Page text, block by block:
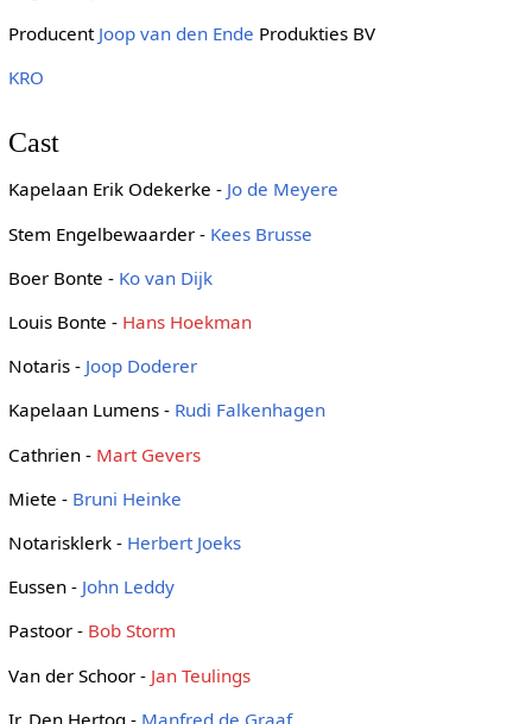
Producent Joop van den Ende Produkties BV
KRO
Cast
Kapelaan Erik Odekerke - Jo de Meyere
Stem Engelbewaarder - Kees Brusse
Boer Bonte - Ko van Dijk
Louis Bonte - Hans Hoekman
Notaris - Joop Doderer
Kapelaan Lumens - Rudi Falkenhagen
Cathrien - Mart Gevers
Miete - Bruni Heinke
Notarisklerk - Herbert Joeks
Eussen - John Leddy
Pastoor - Bob Storm
Van der Schoor - Jan Teulings
Ir. Den Hertog - Manfred de Graaf